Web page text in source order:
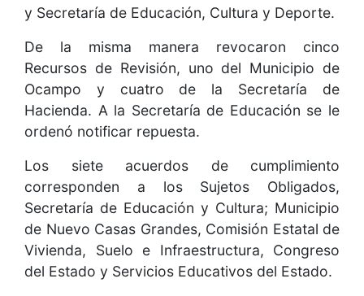
y Secretaría de Educación, Cultura y Deporte.
De la misma manera revocaron cinco
Recursos de Revisión, uno del Municipio de
Ocampo y cuatro de la Secretaría de
Hacienda. A la Secretaría de Educación se le
ordenó notificar repuesta.
Los siete acuerdos de cumplimiento
corresponden a los Sujetos Obligados,
Secretaría de Educación y Cultura; Municipio
de Nuevo Casas Grandes, Comisión Estatal de
Vivienda, Suelo e Infraestructura, Congreso
del Estado y Servicios Educativos del Estado.